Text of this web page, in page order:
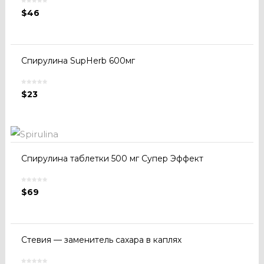
$46
Спирулина SupHerb 600мг
$23
Спирулина таблетки 500 мг Супер Эффект
$69
Стевия — заменитель сахара в каплях